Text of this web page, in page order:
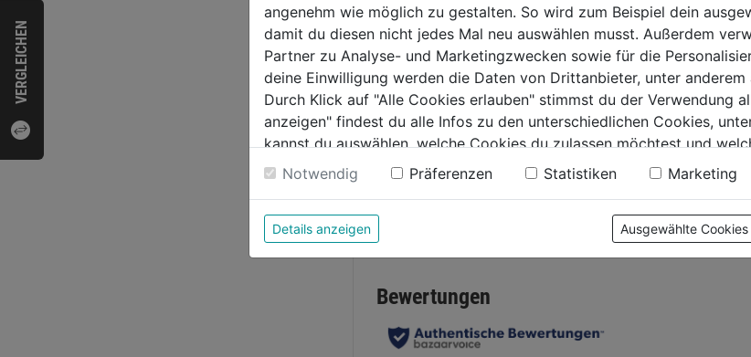
VERGLEICHEN
HAI TACK
Montagekleber 310ml
480g, weiß
0.0 (0)
0.0
5
11,99€
€ 38,68/1 L
Power-Knete express
repair 48g
0.0 (0)
von
11,99€
€ 249,79/1 KG
Bewertung
angenehm wie möglich zu gestalten. So wird zum Beispiel dein
damit du diesen nicht jedes Mal neu auswählen musst. Außerdem
Partner zu Analyse- und Marketingzwecken sowie für die
deine Einwilligung werden die Daten von Drittanbieter, unter
Durch Klick auf "Alle Cookies erlauben" stimmst du der Verwendung
anzeigen" findest du alle Infos zu den unterschiedlichen Cookies,
kannst du auswählen, welche Cookies du zulassen möchtest und
Weitere Informationen findest du in unserer Datenschutzerklärung
Notwendig Präferenzen Statistiken Marketing
Details anzeigen Ausgewählte